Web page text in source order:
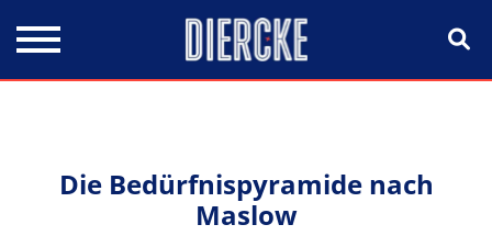
Die Bedürfnispyramide nach
Maslow